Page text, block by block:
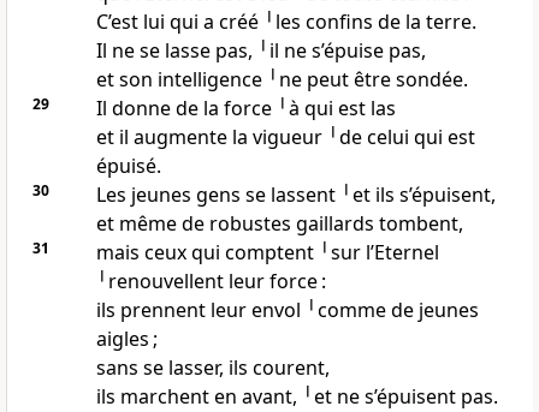
C’est lui qui a créé ╵les confins de la terre.
Il ne se lasse pas, ╵il ne s’épuise pas,
et son intelligence ╵ne peut être sondée.
29
Il donne de la force ╵à qui est las
et il augmente la vigueur ╵de celui qui est
épuisé.
30
Les jeunes gens se lassent ╵et ils s’épuisent,
et même de robustes gaillards tombent,
31
mais ceux qui comptent ╵sur l’Eternel
╵renouvellent leur force :
ils prennent leur envol ╵comme de jeunes
aigles ;
sans se lasser, ils courent,
ils marchent en avant, ╵et ne s’épuisent pas.